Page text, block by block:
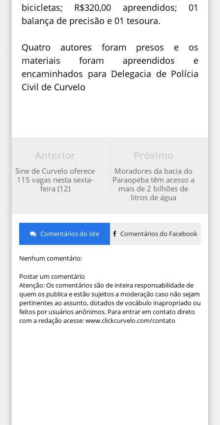
bicicletas; R$320,00 apreendidos; 01
balança de precisão e 01 tesoura.
Quatro autores foram presos e os
materiais foram apreendidos e
encaminhados para Delegacia de Polícia
Civil de Curvelo
Próximo
Moradores da bacia do
Paraopeba têm acesso a
mais de 2 bilhões de
litros de água
Anterior
Sine de Curvelo oferece
115 vagas nesta sexta-
feira (12)
Comentários do site Comentários do Facebook
Nenhum comentário:
Postar um comentário
Atenção: Os comentários são de inteira responsabilidade de
quem os publica e estão sujeitos a moderação caso não sejam
pertinentes ao assunto, dotados de vocábulo inapropriado ou
feitos por usuários anônimos. Para entrar em contato direto
com a redação acesse: www.clickcurvelo.com/contato